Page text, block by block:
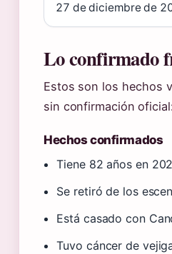
27 de diciembre de
Lo confirmado
Estos son los hechos
sin confirmación
Hechos confirmados
Tiene 82 años en
Se retiró de los
Está casado con
Tuvo cáncer de